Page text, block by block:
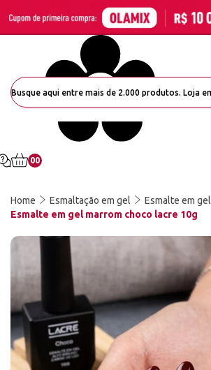
00
Home Esmaltação em gel
Esmalte em gel
Esmalte em gel marrom choco lacre 10g